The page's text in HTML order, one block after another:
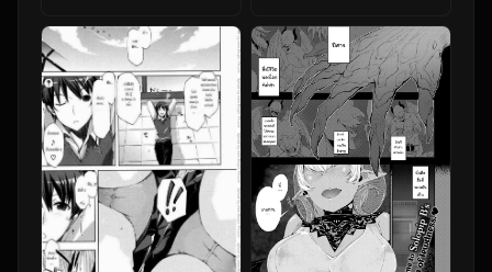
Hahaoya